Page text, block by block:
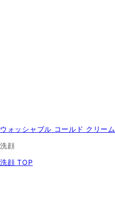
ウォッシャブル コールド クリーム
洗顔
洗顔 TOP